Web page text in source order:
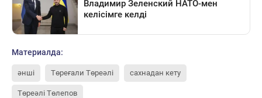
Материалда:
әнші Төреғали Төреәлі сахнадан кету
Төреәлі Төлепов